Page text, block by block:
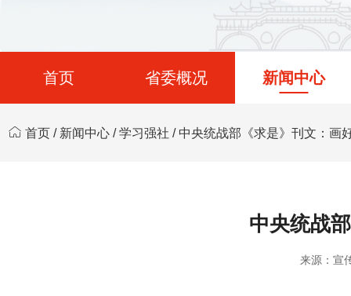
首页 省委概况 新闻中心
首页 / 新闻中心 /学习强社 / 中央统战部《求是》刊文：画
中央统战
来源：宣